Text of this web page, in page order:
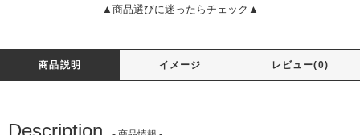
▲商品選びに迷ったらチェック▲
商品説明 イメージ レビュー(0)